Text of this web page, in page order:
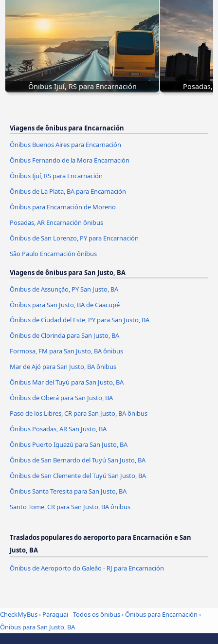
Ônibus Ijuí, RS para Encarnación Posadas,
Viagens de ônibus para Encarnación
Ônibus Buenos Aires para Encarnación
Ônibus Fernando de la Mora Encarnación
Ônibus Ijuí, RS para Encarnación
Ônibus de La Plata, BA para Encarnación
Ônibus para Encarnación de Moreno
Posadas, AR Encarnación ônibus
Ônibus de San Lorenzo, PY para Encarnación
São Paulo Encarnación ônibus
Viagens de ônibus para San Justo, BA
Ônibus de Assunção, PY San Justo, BA
Ônibus para San Justo, BA de Caacupé
Ônibus de Ciudad del Este, PY para San Justo, BA
Ônibus de Clorinda para San Justo, BA
Formosa, FM para San Justo, BA ônibus
Mar de Ajó para San Justo, BA ônibus
Ônibus Mar del Tuyú para San Justo, BA
Ônibus de Oberá para San Justo, BA
Paso de los Libres, CR para San Justo, BA ônibus
Ônibus Posadas, AR San Justo, BA
Ônibus Puerto Iguazú para San Justo, BA
Ônibus de San Bernardo del Tuyú San Justo, BA
Ônibus de San Clemente del Tuyú San Justo, BA
Ônibus Santa Teresita para San Justo, BA
Santo Tome, CR para San Justo, BA ônibus
Traslados populares do aeroporto para Encarnación e San
Justo, BA
Ônibus de Aeroporto do Galeão - RJ para Encarnación
CheckMyBus› Paraguai - Todos os ônibus›Ônibus para Encarnación ›
Ônibus para San Justo, BA